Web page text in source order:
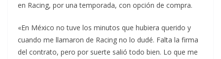
en Racing, por una temporada, con opción de compra.
«En México no tuve los minutos que hubiera querido y
cuando me llamaron de Racing no lo dudé. Falta la firma
del contrato, pero por suerte salió todo bien. Lo que me